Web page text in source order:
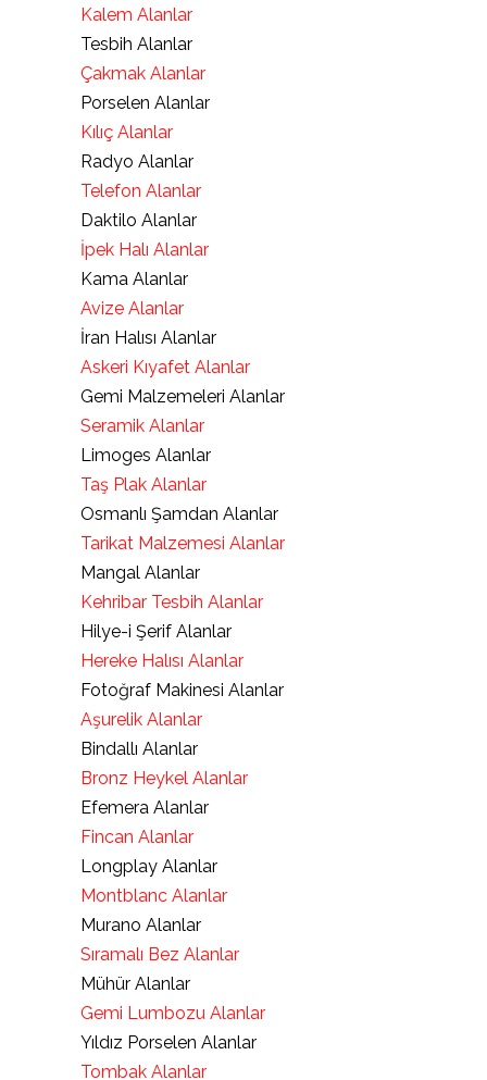
Kalem Alanlar
Tesbih Alanlar
Çakmak Alanlar
Porselen Alanlar
Kılıç Alanlar
Radyo Alanlar
Telefon Alanlar
Daktilo Alanlar
İpek Halı Alanlar
Kama Alanlar
Avize Alanlar
İran Halısı Alanlar
Askeri Kıyafet Alanlar
Gemi Malzemeleri Alanlar
Seramik Alanlar
Limoges Alanlar
Taş Plak Alanlar
Osmanlı Şamdan Alanlar
Tarikat Malzemesi Alanlar
Mangal Alanlar
Kehribar Tesbih Alanlar
Hilye-i Şerif Alanlar
Hereke Halısı Alanlar
Fotoğraf Makinesi Alanlar
Aşurelik Alanlar
Bindallı Alanlar
Bronz Heykel Alanlar
Efemera Alanlar
Fincan Alanlar
Longplay Alanlar
Montblanc Alanlar
Murano Alanlar
Sıramalı Bez Alanlar
Mühür Alanlar
Gemi Lumbozu Alanlar
Yıldız Porselen Alanlar
Tombak Alanlar